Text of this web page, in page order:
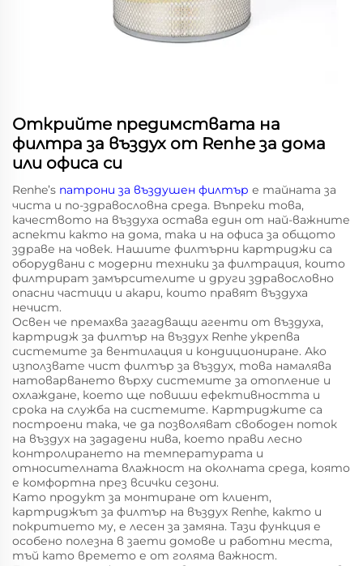
Открийте предимствата на
филтра за въздух от Renhe за дома
или офиса си
Renhe’s патрони за въздушен филтър е тайната за
чиста и по-здравословна среда. Въпреки това,
качеството на въздуха остава един от най-важните
аспекти както на дома, така и на офиса за общото
здраве на човек. Нашите филтърни картриджи са
оборудвани с модерни техники за филтрация, които
филтрират замърсителите и други здравословно
опасни частици и акари, които правят въздуха
нечист.
Освен че премахва загадващи агенти от въздуха,
картридж за филтър на въздух Renhe укрепва
системите за вентилация и кондициониране. Ако
използвате чист филтър за въздух, това намалява
натоварването върху системите за отопление и
охлаждане, което ще повиши ефективността и
срока на служба на системите. Картриджите са
построени така, че да позволяват свободен поток
на въздух на зададени нива, което прави лесно
контролирането на температурата и
относителната влажност на околната среда, която
е комфортна през всички сезони.
Като продукт за монтиране от клиент,
картриджът за филтър на въздух Renhe, както и
покритието му, е лесен за замяна. Тази функция е
особено полезна в заети домове и работни места,
тъй като времето е от голяма важност.